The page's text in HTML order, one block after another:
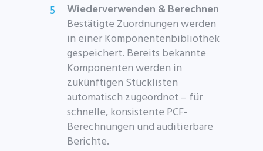
Wiederverwenden & Berechnen
Bestätigte Zuordnungen werden
in einer Komponentenbibliothek
gespeichert. Bereits bekannte
Komponenten werden in
zukünftigen Stücklisten
automatisch zugeordnet – für
schnelle, konsistente PCF-
Berechnungen und auditierbare
Berichte.